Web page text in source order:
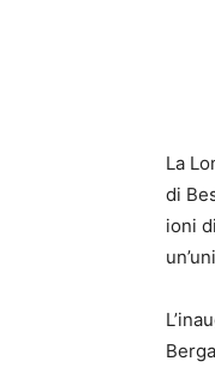
La
di
ioni